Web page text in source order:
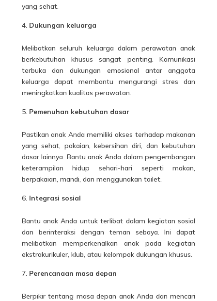
yang sehat.
Dukungan keluarga
Melibatkan seluruh keluarga dalam perawatan anak
berkebutuhan khusus sangat penting. Komunikasi
terbuka dan dukungan emosional antar anggota
keluarga dapat membantu mengurangi stres dan
meningkatkan kualitas perawatan.
Pemenuhan kebutuhan dasar
Pastikan anak Anda memiliki akses terhadap makanan
yang sehat, pakaian, kebersihan diri, dan kebutuhan
dasar lainnya. Bantu anak Anda dalam pengembangan
keterampilan hidup sehari-hari seperti makan,
berpakaian, mandi, dan menggunakan toilet.
Integrasi sosial
Bantu anak Anda untuk terlibat dalam kegiatan sosial
dan berinteraksi dengan teman sebaya. Ini dapat
melibatkan memperkenalkan anak pada kegiatan
ekstrakurikuler, klub, atau kelompok dukungan khusus.
Perencanaan masa depan
Berpikir tentang masa depan anak Anda dan mencari